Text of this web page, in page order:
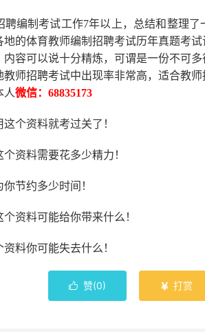
聘编制考试工作7年以上，总结和整理了
地的体育教师编制招聘考试历年真题考试
容可以说十分精炼，可谓是一份不可多
教师招聘考试中出现率非常高，适合教
人微信： 68835173
个资料就考过关了！
资料需要花多少精力 ！
节约多少时间！
资料可能给你带来什么！
料你可能失去什么 ！
 赞(0)  打赏